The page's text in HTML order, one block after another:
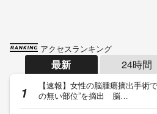
アクセスランキング
最新 24時間
【速報】女性の脳腫瘍摘出手術
の無い部位”を摘出 脳…